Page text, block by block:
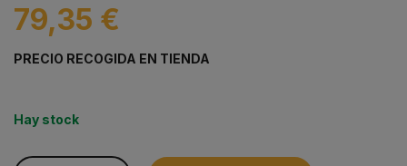
79,35 €
PRECIO RECOGIDA EN TIENDA
Hay stock